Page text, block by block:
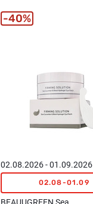
02.08.2026 - 01.09.2026
02.08-01.09
BEAUUGREEN Sea
40%